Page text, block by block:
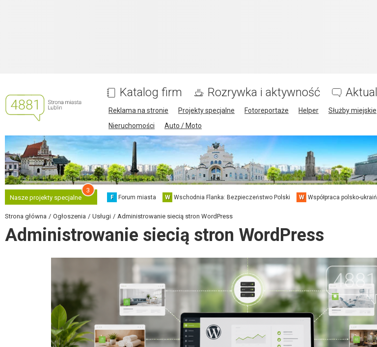
Katalog firm Rozrywka i aktywność
Reklama na stronie Projekty specjalne Fotoreportaże Helper Służby miejskie
Nieruchomości
Auto / Moto
Nasze projekty specjalne
3
F Forum miasta W Wschodnia Flanka: Bezpieczeństwo Polski W Współpraca polsko-
Strona główna Ogłoszenia Usługi Administrowanie siecią stron WordPress
Administrowanie siecią stron WordPress